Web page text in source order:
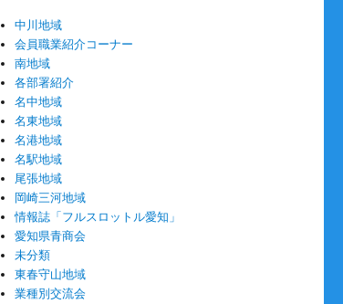
中川地域
会員職業紹介コーナー
南地域
各部署紹介
名中地域
名東地域
名港地域
名駅地域
尾張地域
岡崎三河地域
情報誌「フルスロットル愛知」
愛知県青商会
未分類
東春守山地域
業種別交流会